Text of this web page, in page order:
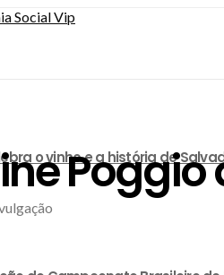
o vinho e a história de